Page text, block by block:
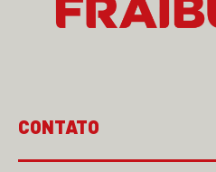
CONTATO